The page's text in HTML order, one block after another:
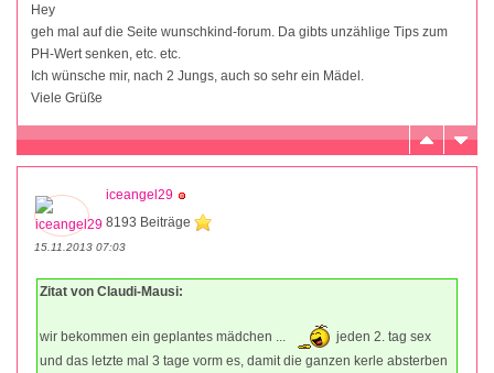
Hey
geh mal auf die Seite wunschkind-forum. Da gibts unzählige Tips zum
PH-Wert senken, etc. etc.
Ich wünsche mir, nach 2 Jungs, auch so sehr ein Mädel.
Viele Grüße
iceangel29
8193 Beiträge
15.11.2013 07:03
Zitat von Claudi-Mausi:
wir bekommen ein geplantes mädchen ...
jeden 2. tag sex
und das letzte mal 3 tage vorm es, damit die ganzen kerle absterben